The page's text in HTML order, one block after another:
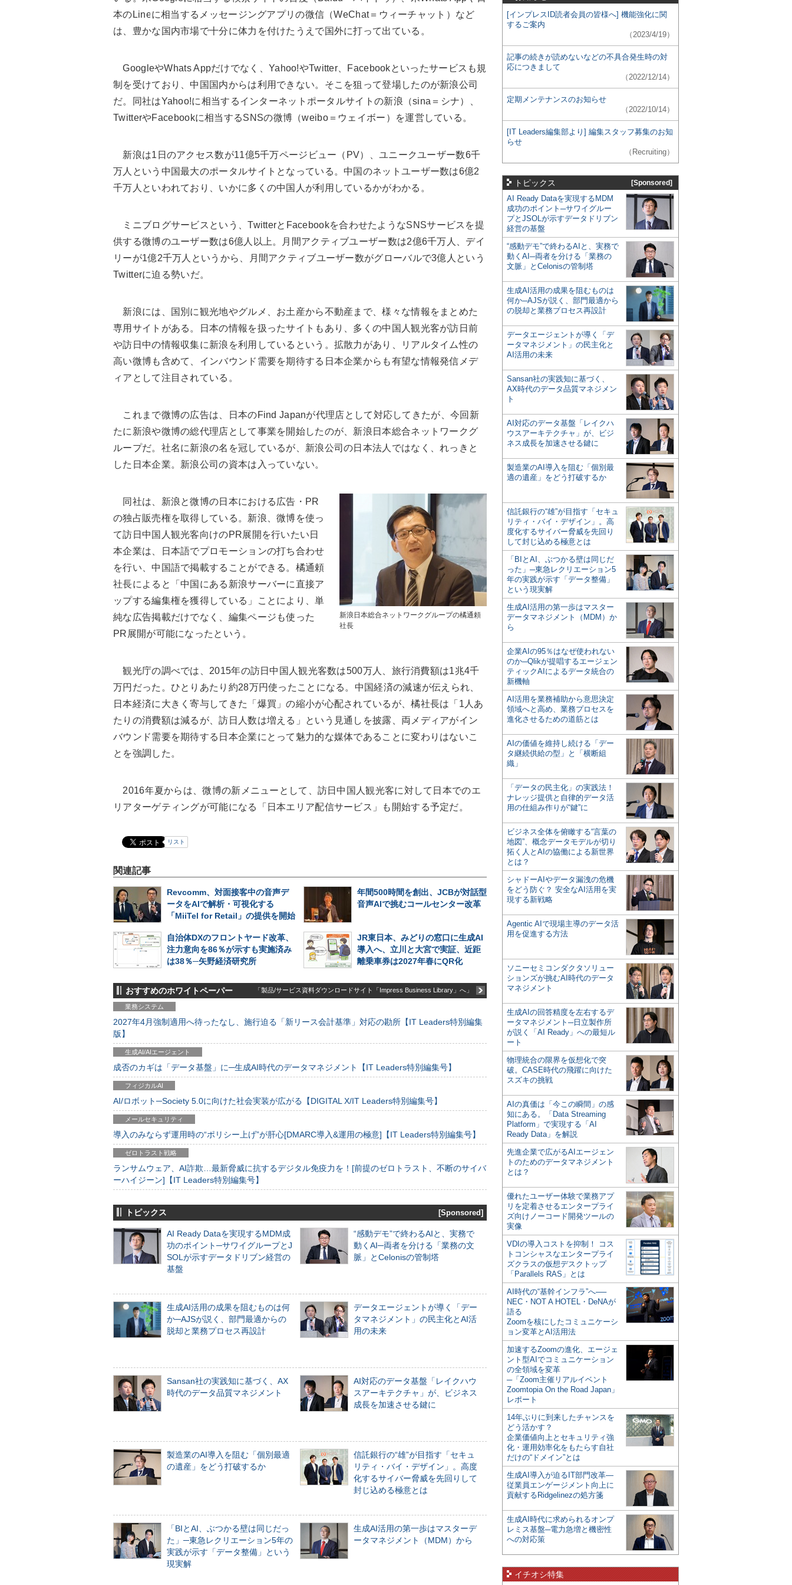
本のLineに相当するメッセージングアプリの微信（WeChat＝ウィーチャット）など
は、豊かな国内市場で十分に体力を付けたうえで国外に打って出ている。
GoogleやWhats Appだけでなく、Yahoo!やTwitter、Facebookといったサービスも規
制を受けており、中国国内からは利用できない。そこを狙って登場したのが新浪公司
だ。同社はYahoo!に相当するインターネットポータルサイトの新浪（sina＝シナ）、
TwitterやFacebookに相当するSNSの微博（weibo＝ウェイボー）を運営している。
新浪は1日のアクセス数が11億5千万ページビュー（PV）、ユニークユーザー数6千
万人という中国最大のポータルサイトとなっている。中国のネットユーザー数は6億2
千万人といわれており、いかに多くの中国人が利用しているかがわかる。
ミニブログサービスという、TwitterとFacebookを合わせたようなSNSサービスを提
供する微博のユーザー数は6億人以上。月間アクティブユーザー数は2億6千万人、デイ
リーが1億2千万人というから、月間アクティブユーザー数がグローバルで3億人という
Twitterに迫る勢いだ。
新浪には、国別に観光地やグルメ、お土産から不動産まで、様々な情報をまとめた
専用サイトがある。日本の情報を扱ったサイトもあり、多くの中国人観光客が訪日前
や訪日中の情報収集に新浪を利用しているという。拡散力があり、リアルタイム性の
高い微博も含めて、インバウンド需要を期待する日本企業からも有望な情報発信メデ
ィアとして注目されている。
これまで微博の広告は、日本のFind Japanが代理店として対応してきたが、今回新
たに新浪や微博の総代理店として事業を開始したのが、新浪日本総合ネットワークグ
ループだ。社名に新浪の名を冠しているが、新浪公司の日本法人ではなく、れっきと
した日本企業。新浪公司の資本は入っていない。
新浪日本総合ネットワークグループの橘通頼
社長
同社は、新浪と微博の日本における広告・PR
の独占販売権を取得している。新浪、微博を使っ
て訪日中国人観光客向けのPR展開を行いたい日
本企業は、日本語でプロモーションの打ち合わせ
を行い、中国語で掲載することができる。橘通頼
社長によると「中国にある新浪サーバーに直接ア
ップする編集権を獲得している」ことにより、単
純な広告掲載だけでなく、編集ページも使った
PR展開が可能になったという。
観光庁の調べでは、2015年の訪日中国人観光客数は500万人、旅行消費額は1兆4千
万円だった。ひとりあたり約28万円使ったことになる。中国経済の減速が伝えられ、
日本経済に大きく寄与してきた「爆買」の縮小が心配されているが、橘社長は「1人あ
たりの消費額は減るが、訪日人数は増える」という見通しを披露、両メディアがイン
バウンド需要を期待する日本企業にとって魅力的な媒体であることに変わりはないこ
とを強調した。
2016年夏からは、微博の新メニューとして、訪日中国人観光客に対して日本でのエ
リアターゲティングが可能になる「日本エリア配信サービス」も開始する予定だ。
リスト
関連記事
Revcomm、対面接客中の音声デ
ータをAIで解析・可視化する
「MiiTel for Retail」の提供を開始
年間500時間を創出、JCBが対話型
音声AIで挑むコールセンター改革
自治体DXのフロントヤード改革、
注力意向を86％が示すも実施済み
は38％─矢野経済研究所
JR東日本、みどりの窓口に生成AI
導入へ、立川と大宮で実証、近距
離乗車券は2027年春にQR化
おすすめのホワイトペーパー 「製品/サービス資料ダウンロードサイト「Impress Business Library」へ」
業務システム
2027年4月強制適用へ待ったなし、施行迫る「新リース会計基準」対応の勘所【IT Leaders特別編集
版】
生成AI/AIエージェント
成否のカギは「データ基盤」に─生成AI時代のデータマネジメント【IT Leaders特別編集号】
フィジカルAI
AI/ロボット─Society 5.0に向けた社会実装が広がる【DIGITAL X/IT Leaders特別編集号】
メールセキュリティ
導入のみならず運用時の“ポリシー上げ”が肝心[DMARC導入&運用の極意]【IT Leaders特別編集号】
ゼロトラスト戦略
ランサムウェア、AI詐欺…最新脅威に抗するデジタル免疫力を！[前提のゼロトラスト、不断のサイバ
ーハイジーン]【IT Leaders特別編集号】
トピックス [Sponsored]
AI Ready Dataを実現するMDM成
功のポイント─サワイグループとJ
SOLが示すデータドリブン経営の
基盤
“感動デモ”で終わるAIと、実務で
動くAI─両者を分ける「業務の文
脈」とCelonisの管制塔
生成AI活用の成果を阻むものは何
か─AJSが説く、部門最適からの
脱却と業務プロセス再設計
データエージェントが導く「デー
タマネジメント」の民主化とAI活
用の未来
Sansan社の実践知に基づく、AX
時代のデータ品質マネジメント
AI対応のデータ基盤「レイクハウ
スアーキテクチャ」が、ビジネス
成長を加速させる鍵に
製造業のAI導入を阻む「個別最適
の遺産」をどう打破するか
信託銀行の“雄”が目指す「セキュ
リティ・バイ・デザイン」。高度
化するサイバー脅威を先回りして
封じ込める極意とは
「BIとAI、ぶつかる壁は同じだっ
た」─東急レクリエーション5年の
実践が示す「データ整備」という
現実解
生成AI活用の第一歩はマスターデ
ータマネジメント（MDM）から
[インプレスID読者会員の皆様へ] 機能強化に関
するご案内
（2023/4/19）
記事の続きが読めないなどの不具合発生時の対
応につきまして
（2022/12/14）
定期メンテナンスのお知らせ
（2022/10/14）
[IT Leaders編集部より] 編集スタッフ募集のお知
らせ
（Recruiting）
トピックス [Sponsored]
AI Ready Dataを実現するMDM
成功のポイント─サワイグルー
プとJSOLが示すデータドリブン
経営の基盤
“感動デモ”で終わるAIと、実務で
動くAI─両者を分ける「業務の
文脈」とCelonisの管制塔
生成AI活用の成果を阻むものは
何か─AJSが説く、部門最適から
の脱却と業務プロセス再設計
データエージェントが導く「デ
ータマネジメント」の民主化と
AI活用の未来
Sansan社の実践知に基づく、
AX時代のデータ品質マネジメン
ト
AI対応のデータ基盤「レイクハ
ウスアーキテクチャ」が、ビジ
ネス成長を加速させる鍵に
製造業のAI導入を阻む「個別最
適の遺産」をどう打破するか
信託銀行の“雄”が目指す「セキュ
リティ・バイ・デザイン」。高
度化するサイバー脅威を先回り
して封じ込める極意とは
「BIとAI、ぶつかる壁は同じだ
った」─東急レクリエーション5
年の実践が示す「データ整備」
という現実解
生成AI活用の第一歩はマスター
データマネジメント（MDM）か
ら
企業AIの95％はなぜ使われない
のか─Qlikが提唱するエージェン
ティックAIによるデータ統合の
新機軸
AI活用を業務補助から意思決定
領域へと高め、業務プロセスを
進化させるための道筋とは
AIの価値を維持し続ける「デー
タ継続供給の型」と「横断組
織」
「データの民主化」の実践法！
ナレッジ提供と自律的データ活
用の仕組み作りが“鍵”に
ビジネス全体を俯瞰する“言葉の
地図”、概念データモデルが切り
拓く人とAIの協働による新世界
とは？
シャドーAIやデータ漏洩の危機
をどう防ぐ？ 安全なAI活用を実
現する新戦略
Agentic AIで現場主導のデータ活
用を促進する方法
ソニーセミコンダクタソリュー
ションズが挑むAI時代のデータ
マネジメント
生成AIの回答精度を左右するデ
ータマネジメント─日立製作所
が説く「AI Ready」への最短ル
ート
物理統合の限界を仮想化で突
破。CASE時代の飛躍に向けた
スズキの挑戦
AIの真価は「今この瞬間」の感
知にある。「Data Streaming
Platform」で実現する「AI
Ready Data」を解説
先進企業で広がるAIエージェン
トのためのデータマネジメント
とは？
優れたユーザー体験で業務アプ
リを定着させるエンタープライ
ズ向けノーコード開発ツールの
実像
VDIの導入コストを抑制！ コス
トコンシャスなエンタープライ
ズクラスの仮想デスクトップ
「Parallels RAS」とは
AI時代の“基幹インフラ”へ──
NEC・NOT A HOTEL・DeNAが
語る
Zoomを核にしたコミュニケーシ
ョン変革とAI活用法
加速するZoomの進化、エージェ
ント型AIでコミュニケーション
の全領域を変革
─「Zoom主催リアルイベント
Zoomtopia On the Road Japan」
レポート
14年ぶりに到来したチャンスを
どう活かす？
企業価値向上とセキュリティ強
化・運用効率化をもたらす自社
だけの“ドメイン”とは
生成AI導入が迫るIT部門改革―
従業員エンゲージメント向上に
貢献するRidgelinezの処方箋
生成AI時代に求められるオンプ
レミス基盤─電力急増と機密性
への対応策
イチオシ特集